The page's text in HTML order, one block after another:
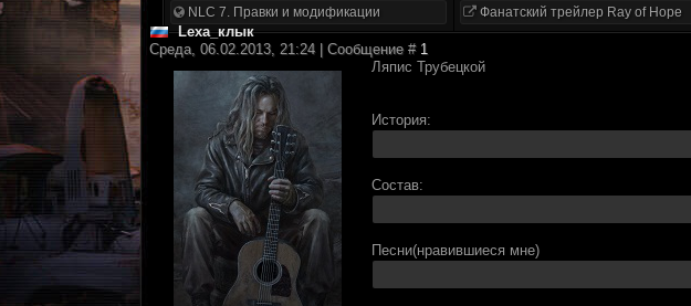
NLC 7. Правки и модификации
Фанатский трейлер Ray of Hope
Lexa_клык
Среда, 06.02.2013, 21:24 | Сообщение # 1
Ляпис Трубецкой
История:
Состав:
Песни(нравившиеся мне)